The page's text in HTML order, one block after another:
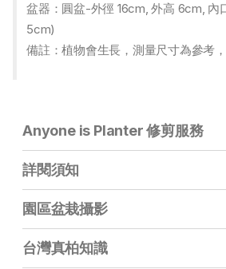
盆器：圓盆-外徑 16cm, 外高 6cm, 內
5cm)
備註：植物會生長，測量尺寸為參考
Anyone is Planter 修剪服務
詳閱須知
園區盆栽攝影
台灣真柏知識